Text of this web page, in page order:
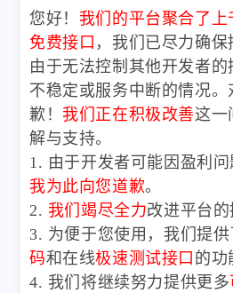
您好！ 我们的平台聚合了
免费接口 ，我们已尽力确
由于无法控制其他开发者
不稳定或服务中断的情况
歉！ 我们正在积极改善这一
解与支持。
1. 由于开发者可能因盈利问
我为此向您道歉。
2. 我们竭尽全力改进平台的
3. 为便于您使用，我们提供
码和在线极速测试接口 的功
4. 我们将继续努力提供更多